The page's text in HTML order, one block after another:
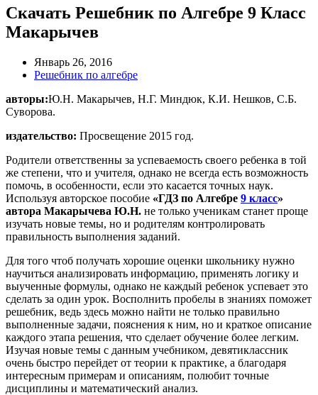
Скачать Решебник по Алгебре 9 Класс
Макарычев
Январь 26, 2016
Решебник по алгебре
авторы:Ю.Н. Макарычев, Н.Г. Миндюк, К.И. Нешков, С.Б.
Суворова.
издательство: Просвещение 2015 год.
Родители ответственны за успеваемость своего ребенка в той
же степени, что и учителя, однако не всегда есть возможность
помочь, в особенности, если это касается точных наук.
Используя авторское пособие «ГДЗ по Алгебре 9 класс»
автора Макарычева Ю.Н. не только ученикам станет проще
изучать новые темы, но и родителям контролировать
правильность выполнения заданий.
Для того чтоб получать хорошие оценки школьнику нужно
научиться анализировать информацию, применять логику и
выученные формулы, однако не каждый ребенок успевает это
сделать за один урок. Восполнить пробелы в знаниях поможет
решебник, ведь здесь можно найти не только правильно
выполненные задачи, пояснения к ним, но и краткое описание
каждого этапа решения, что сделает обучение более легким.
Изучая новые темы с данным учебником, девятиклассник
очень быстро перейдет от теории к практике, а благодаря
интересным примерам и описаниям, полюбит точные
дисциплины и математический анализ.